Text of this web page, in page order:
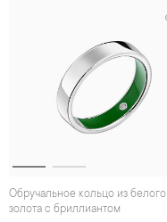
Обручальное кольцо из белого
золота с бриллиантом